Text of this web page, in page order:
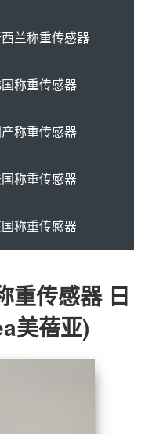
兰称重传感器
称重传感器
称重传感器
称重传感器
称重传感器
重传感器 日
美蓓亚)